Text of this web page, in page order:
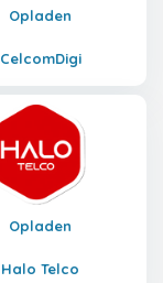
Opladen
CelcomDigi
Opladen
Halo Telco